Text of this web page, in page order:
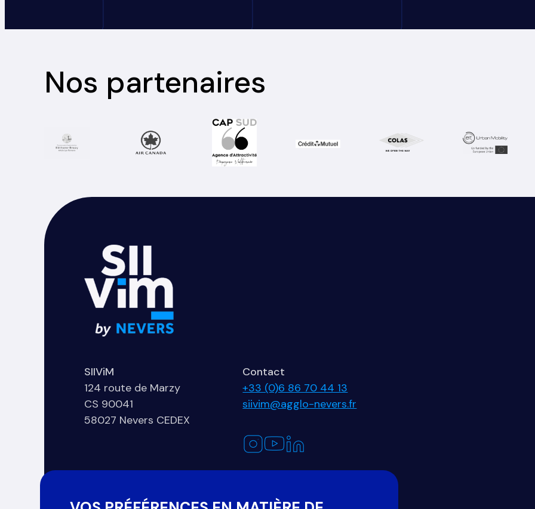
Nos partenaires
SIIViM
124 route de Marzy
CS 90041
58027 Nevers CEDEX
Contact
+33 (0)6 86 70 44 13
siivim@agglo-nevers.fr
Organisé par :